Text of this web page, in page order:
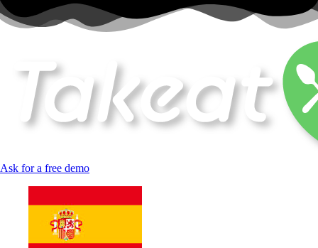
Ask for a free demo